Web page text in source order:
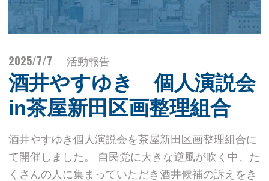
2025/7/7 活動報告
酒井やすゆき 個人演説会
in茶屋新田区画整理組合
酒井やすゆき個人演説会を茶屋新田区画整理組合に
て開催しました。 自民党に大きな逆風が吹く中、た
くさんの人に集まっていただき酒井候補の訴えをき